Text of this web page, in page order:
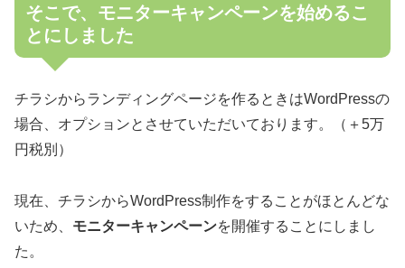
そこで、モニターキャンペーンを始めるこ
とにしました
チラシからランディングページを作るときはWordPressの
場合、オプションとさせていただいております。（＋5万
円税別）
現在、チラシからWordPress制作をすることがほとんどな
いため、 モニターキャンペーンを開催することにしまし
た。